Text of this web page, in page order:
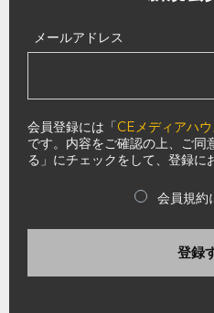
メールアドレス
会員登録には「CEメディアハ
です。内容をご確認の上、ご同
る」にチェックをして、登録に
会員規約
登録